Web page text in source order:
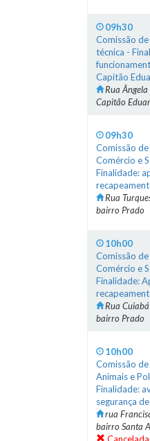
09h30
Comissão
técnica -
Capitão
Rua
Capitão
09h30
Comissão
Comércio e
Finalidade:
Rua
bairro Prado
10h00
Comissão
Comércio e
Finalidade:
Rua
bairro Prado
10h00
Comissão
Animais e
Finalidade:
segurança
rua
bairro Santa